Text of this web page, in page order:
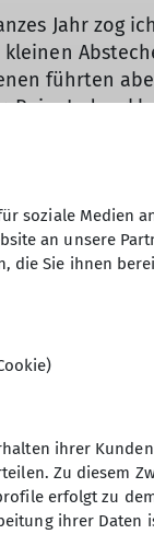
Jahr zog
führten
Beim
mein
später ließ
gebe nun
Sektion
soziale Medien
an unsere
Sie ihnen
ihrer
Zu diesem
erfolgt zu
ihrer Daten